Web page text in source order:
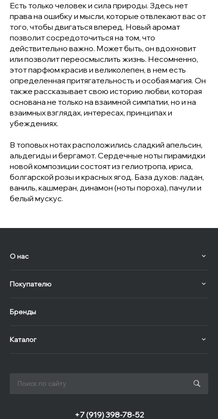
Есть только человек и сила природы. Здесь нет
права на ошибку и мысли, которые отвлекают вас от
того, чтобы двигаться вперед. Новый аромат
позволит сосредоточиться на том, что
действительно важно. Может быть, он вдохновит
или позволит переосмыслить жизнь. Несомненно,
этот парфюм красив и великолепен, в нем есть
определенная притягательность и особая магия. Он
также рассказывает свою историю любви, которая
основана не только на взаимной симпатии, но и на
взаимных взглядах, интересах, принципах и
убеждениях.
В топовых нотах расположились сладкий апельсин,
альдегиды и бергамот. Сердечные ноты пирамидки
новой композиции состоят из гелиотропа, ириса,
болгарской розы и красных ягод. База духов: ладан,
ваниль, кашмеран, динамон (ноты пороха), пачули и
белый мускус.
О нас
Покупателю
Бренды
Каталог
+7 (919) 398-78-52